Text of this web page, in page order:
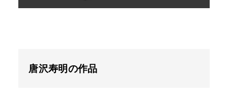
唐沢寿明の作品